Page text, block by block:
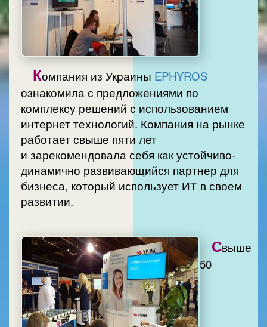
Компания из Украины EPHYROS
ознакомила с предложениями по
комплексу решений с использованием
интернет технологий. Компания на рынке
работает свыше пяти лет
и зарекомендовала себя как устойчиво-
динамично развивающийся партнер для
бизнеса, который использует ИТ в своем
Свыше
50